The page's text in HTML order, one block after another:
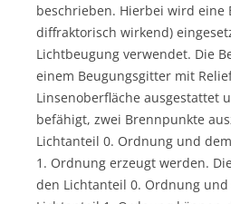
beschrieben. Hierbei wird eine
diffraktorisch wirkend)
Lichtbeugung verwendet. Die
einem Beugungsgitter mit
Linsenoberfläche ausgestattet
befähigt, zwei Brennpunkte
Lichtanteil 0. Ordnung und
1. Ordnung erzeugt werden.
den Lichtanteil 0. Ordnung